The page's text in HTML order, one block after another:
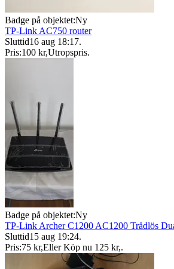
Badge på objektet:Ny
TP-Link AC750 router
Sluttid16 aug 18:17.
Pris:100 kr,Utropspris.
Badge på objektet:Ny
TP-Link Archer C1200 AC1200 Trådlös
Sluttid15 aug 19:24.
Pris:75 kr,Eller Köp nu 125 kr,.